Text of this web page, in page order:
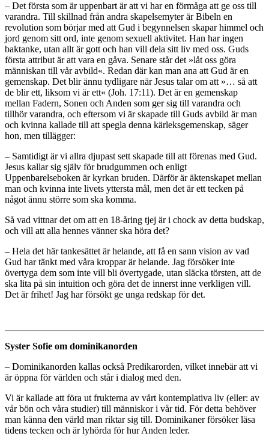
– Det första som är uppenbart är att vi har en förmåga att ge oss till
varandra. Till skillnad från andra skapelsemyter är Bibeln en
revolution som börjar med att Gud i begynnelsen skapar himmel och
jord genom sitt ord, inte genom sexuell aktivitet. Han har ingen
baktanke, utan allt är gott och han vill dela sitt liv med oss. Guds
första attribut är att vara en gåva. Senare står det »låt oss göra
människan till vår avbild«. Redan där kan man ana att Gud är en
gemenskap. Det blir ännu tydligare när Jesus talar om att »… så att
de blir ett, liksom vi är ett« (Joh. 17:11). Det är en gemenskap
mellan Fadern, Sonen och Anden som ger sig till varandra och
tillhör varandra, och eftersom vi är skapade till Guds avbild är man
och kvinna kallade till att spegla denna kärleksgemenskap, säger
hon, men tillägger:
– Samtidigt är vi allra djupast sett skapade till att förenas med Gud.
Jesus kallar sig själv för brudgummen och enligt
Uppenbarelseboken är kyrkan bruden. Därför är äktenskapet mellan
man och kvinna inte livets yttersta mål, men det är ett tecken på
något ännu större som ska komma.
Så vad vittnar det om att en 18-åring tjej är i chock av detta budskap,
och vill att alla hennes vänner ska höra det?
– Hela det här tankesättet är helande, att få en sann vision av vad
Gud har tänkt med våra kroppar är helande. Jag försöker inte
övertyga dem som inte vill bli övertygade, utan släcka törsten, att de
ska lita på sin intuition och göra det de innerst inne verkligen vill.
Det är frihet! Jag har försökt ge unga redskap för det.
Syster Sofie om dominikanorden
– Dominikanorden kallas också Predikarorden, vilket innebär att vi
är öppna för världen och står i dialog med den.
Vi är kallade att föra ut frukterna av vårt kontemplativa liv (eller: av
vår bön och våra studier) till människor i vår tid. För detta behöver
man känna den värld man riktar sig till. Dominikaner försöker läsa
tidens tecken och är lyhörda för hur Anden leder.